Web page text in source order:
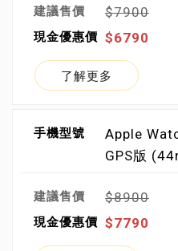
$7900
$6790
了解更多
Apple
GPS版
$8900
$7790